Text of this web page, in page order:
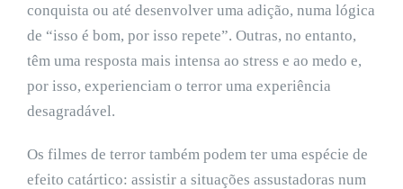
conquista ou até desenvolver uma adição, numa lógica
de “isso é bom, por isso repete”. Outras, no entanto,
têm uma resposta mais intensa ao stress e ao medo e,
por isso, experienciam o terror uma experiência
desagradável.
Os filmes de terror também podem ter uma espécie de
efeito catártico: assistir a situações assustadoras num